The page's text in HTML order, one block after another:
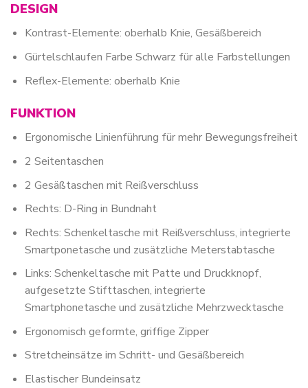
DESIGN
Kontrast-Elemente: oberhalb Knie, Gesäßbereich
Gürtelschlaufen Farbe Schwarz für alle Farbstellungen
Reflex-Elemente: oberhalb Knie
FUNKTION
Ergonomische Linienführung für mehr Bewegungsfreiheit
2 Seitentaschen
2 Gesäßtaschen mit Reißverschluss
Rechts: D-Ring in Bundnaht
Rechts: Schenkeltasche mit Reißverschluss, integrierte
Smartponetasche und zusätzliche Meterstabtasche
Links: Schenkeltasche mit Patte und Druckknopf,
aufgesetzte Stifttaschen, integrierte
Smartphonetasche und zusätzliche Mehrzwecktasche
Ergonomisch geformte, griffige Zipper
Stretcheinsätze im Schritt- und Gesäßbereich
Elastischer Bundeinsatz